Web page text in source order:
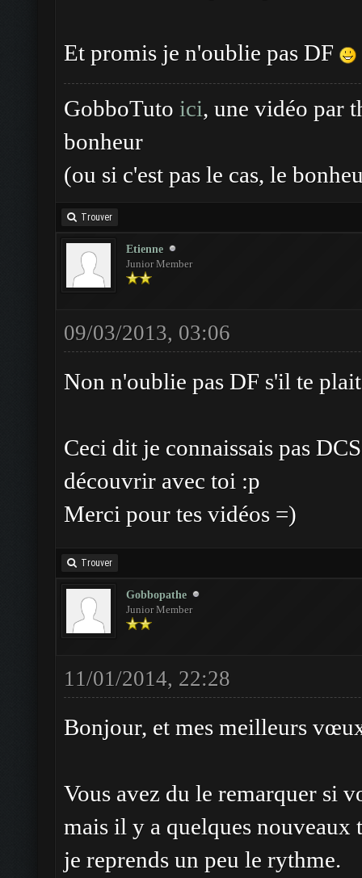
Et promis je n'oublie pas DF
GobboTuto ici, une vidéo par
bonheur
(ou si c'est pas le cas, le
Trouver
Etienne
Junior Member
09/03/2013, 03:06
Non n'oublie pas DF s'il te
Ceci dit je connaissais pas
découvrir avec toi :p
Merci pour tes vidéos =)
Trouver
Gobbopathe
Junior Member
11/01/2014, 22:28
Bonjour, et mes meilleurs
Vous avez du le remarquer si
mais il y a quelques
je reprends un peu le rythme.